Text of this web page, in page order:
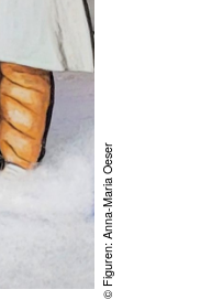
© Figuren: Anna-Maria Oeser